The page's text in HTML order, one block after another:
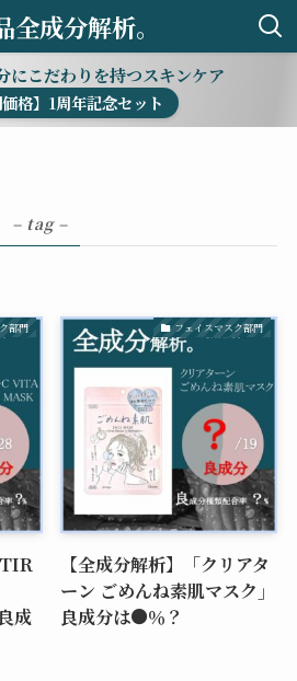
全成分解析。
にこだわりを持つスキンケア
価格】1周年記念セット
– tag –
部門
成
フェイスマスク部門
【全成分解析】「クリアタ
ーン ごめんね素肌マスク」
良成分は●％？